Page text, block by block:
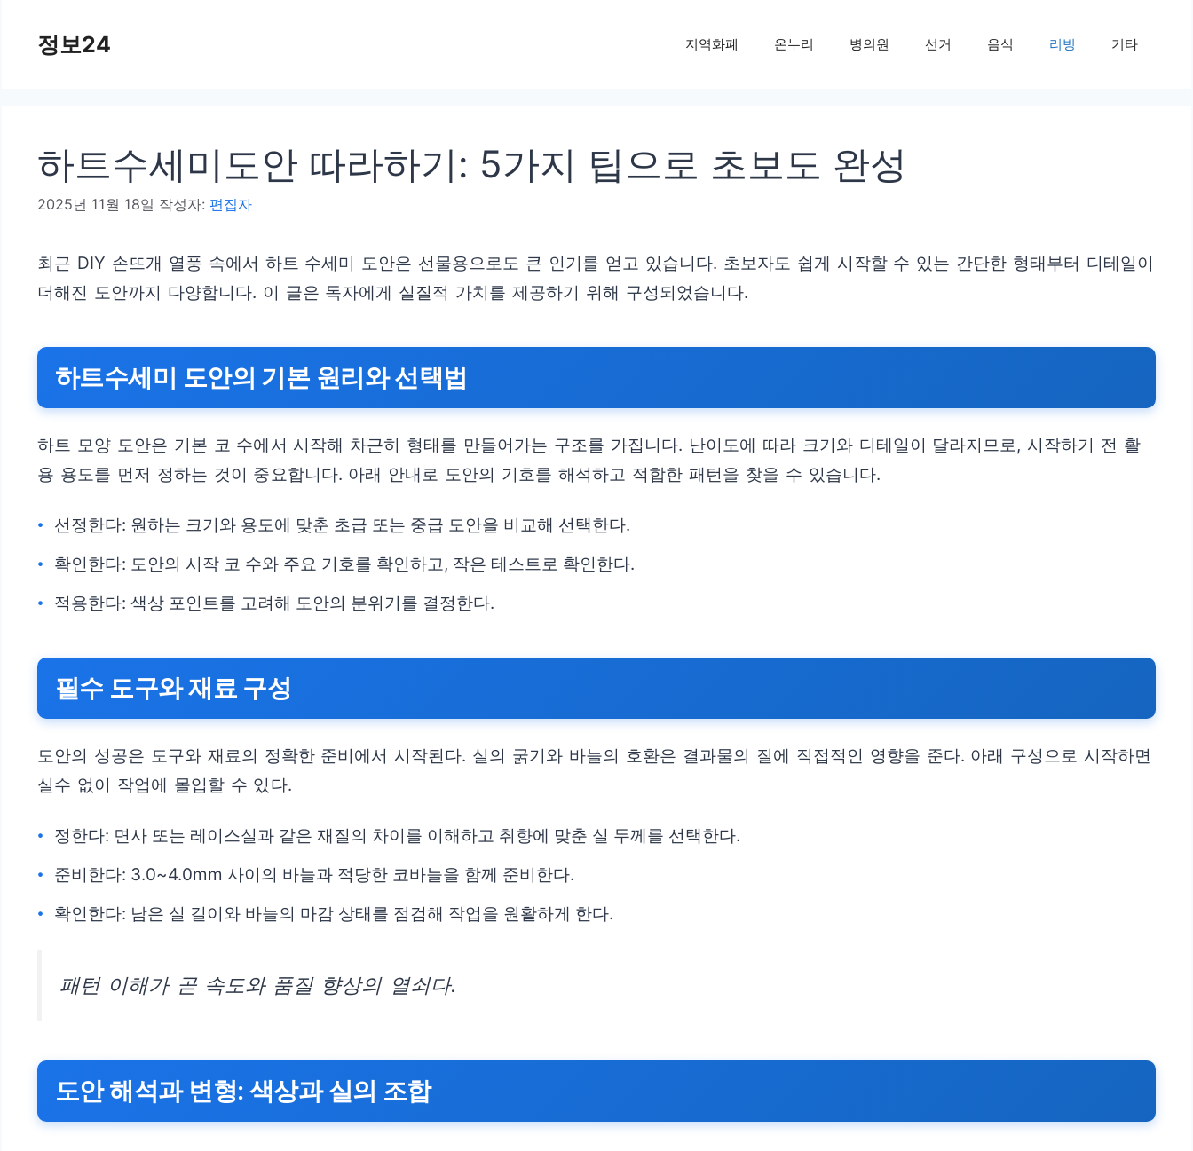
정보24 지역화폐 온누리 병의원 선거 음식 리빙 기타
하트수세미도안 따라하기: 5가지 팁으로 초보도 완성
2025년 11월 18일 작성자: 편집자
최근 DIY 손뜨개 열풍 속에서 하트 수세미 도안은 선물용으로도 큰 인기를 얻고 있습니다. 초보자도 쉽게 시작할 수 있는 간단한 형태부터 디테일이
더해진 도안까지 다양합니다. 이 글은 독자에게 실질적 가치를 제공하기 위해 구성되었습니다.
하트수세미 도안의 기본 원리와 선택법
하트 모양 도안은 기본 코 수에서 시작해 차근히 형태를 만들어가는 구조를 가집니다. 난이도에 따라 크기와 디테일이 달라지므로, 시작하기 전 활
용 용도를 먼저 정하는 것이 중요합니다. 아래 안내로 도안의 기호를 해석하고 적합한 패턴을 찾을 수 있습니다.
선정한다: 원하는 크기와 용도에 맞춘 초급 또는 중급 도안을 비교해 선택한다.
확인한다: 도안의 시작 코 수와 주요 기호를 확인하고, 작은 테스트로 확인한다.
적용한다: 색상 포인트를 고려해 도안의 분위기를 결정한다.
필수 도구와 재료 구성
도안의 성공은 도구와 재료의 정확한 준비에서 시작된다. 실의 굵기와 바늘의 호환은 결과물의 질에 직접적인 영향을 준다. 아래 구성으로 시작하면
실수 없이 작업에 몰입할 수 있다.
정한다: 면사 또는 레이스실과 같은 재질의 차이를 이해하고 취향에 맞춘 실 두께를 선택한다.
준비한다: 3.0~4.0mm 사이의 바늘과 적당한 코바늘을 함께 준비한다.
확인한다: 남은 실 길이와 바늘의 마감 상태를 점검해 작업을 원활하게 한다.
패턴 이해가 곧 속도와 품질 향상의 열쇠다.
도안 해석과 변형: 색상과 실의 조합